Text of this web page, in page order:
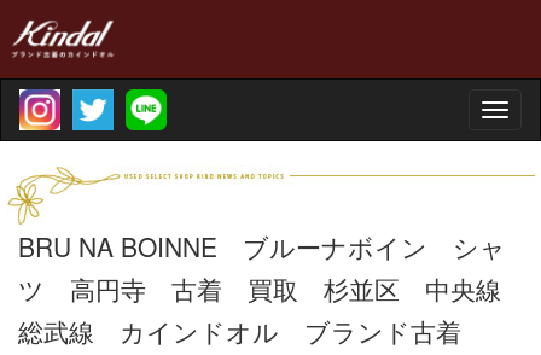
Toggle
BRU NA BOINNE ブルーナボイン シャ
ツ 高円寺 古着 買取 杉並区 中央線
総武線 カインドオル ブランド古着